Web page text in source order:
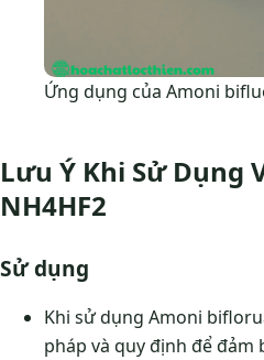
Ứng dụng của Amoni
Lưu Ý Khi Sử Dụng
NH4HF2
Sử dụng
Khi sử dụng Amoni
pháp và quy định để đảm